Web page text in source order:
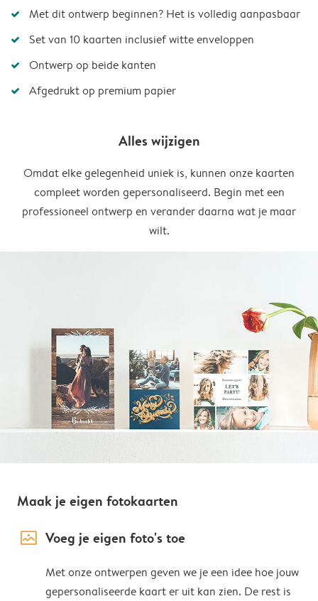
Met dit ontwerp beginnen? Het is volledig aanpasbaar
Set van 10 kaarten inclusief witte enveloppen
Ontwerp op beide kanten
Afgedrukt op premium papier
Alles wijzigen
Omdat elke gelegenheid uniek is, kunnen onze kaarten
compleet worden gepersonaliseerd. Begin met een
professioneel ontwerp en verander daarna wat je maar
wilt.
Maak je eigen fotokaarten
image_placeholder Voeg je eigen foto's toe
Met onze ontwerpen geven we je een idee hoe jouw
gepersonaliseerde kaart er uit kan zien. De rest is